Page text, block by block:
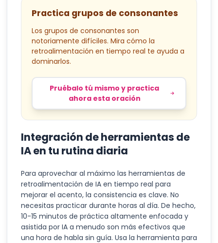
Practica grupos de consonantes
Los grupos de consonantes son
notoriamente difíciles. Mira cómo la
retroalimentación en tiempo real te ayuda a
dominarlos.
Pruébalo tú mismo y practica
ahora esta oración
Integración de herramientas de
IA en tu rutina diaria
Para aprovechar al máximo las herramientas de
retroalimentación de IA en tiempo real para
mejorar el acento, la consistencia es clave. No
necesitas practicar durante horas al día. De hecho,
10-15 minutos de práctica altamente enfocada y
asistida por IA a menudo son más efectivos que
una hora de habla sin guía. Usa la herramienta para